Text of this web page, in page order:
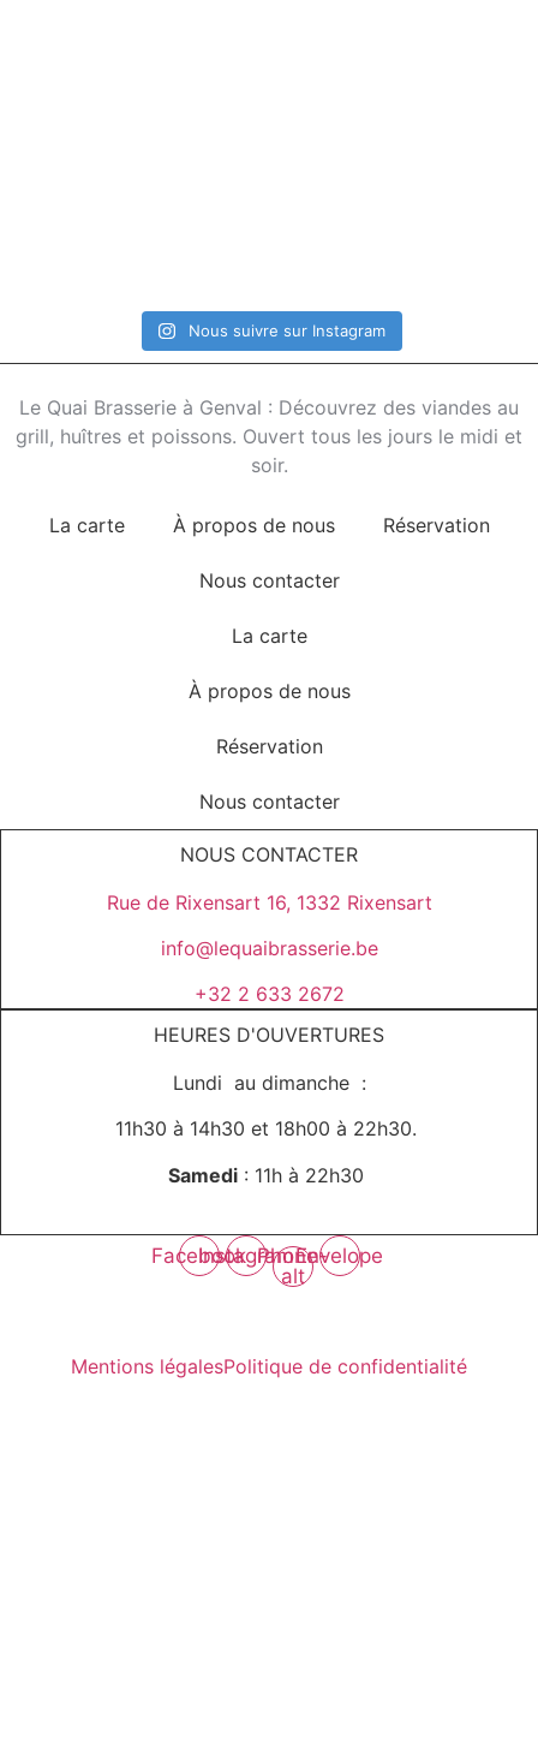
Nous suivre sur Instagram
Le Quai Brasserie à Genval : Découvrez des viandes au
grill, huîtres et poissons. Ouvert tous les jours le midi et
soir.
La carte À propos de nous Réservation
Nous contacter
La carte
À propos de nous
Réservation
Nous contacter
NOUS CONTACTER
Rue de Rixensart 16, 1332 Rixensart
info@lequaibrasserie.be
+32 2 633 2672
HEURES D'OUVERTURES
Lundi au dimanche :
11h30 à 14h30 et 18h00 à 22h30.
Samedi : 11h à 22h30
FacebookInstagramPhone-
alt
Envelope
Mentions légalesPolitique de confidentialité